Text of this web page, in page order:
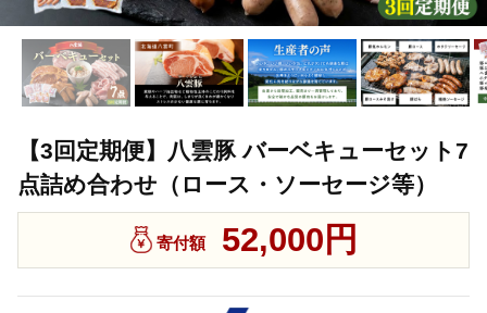
【3回定期便】八雲豚 バーベキューセット7
点詰め合わせ（ロース・ソーセージ等）
寄付額 52,000円